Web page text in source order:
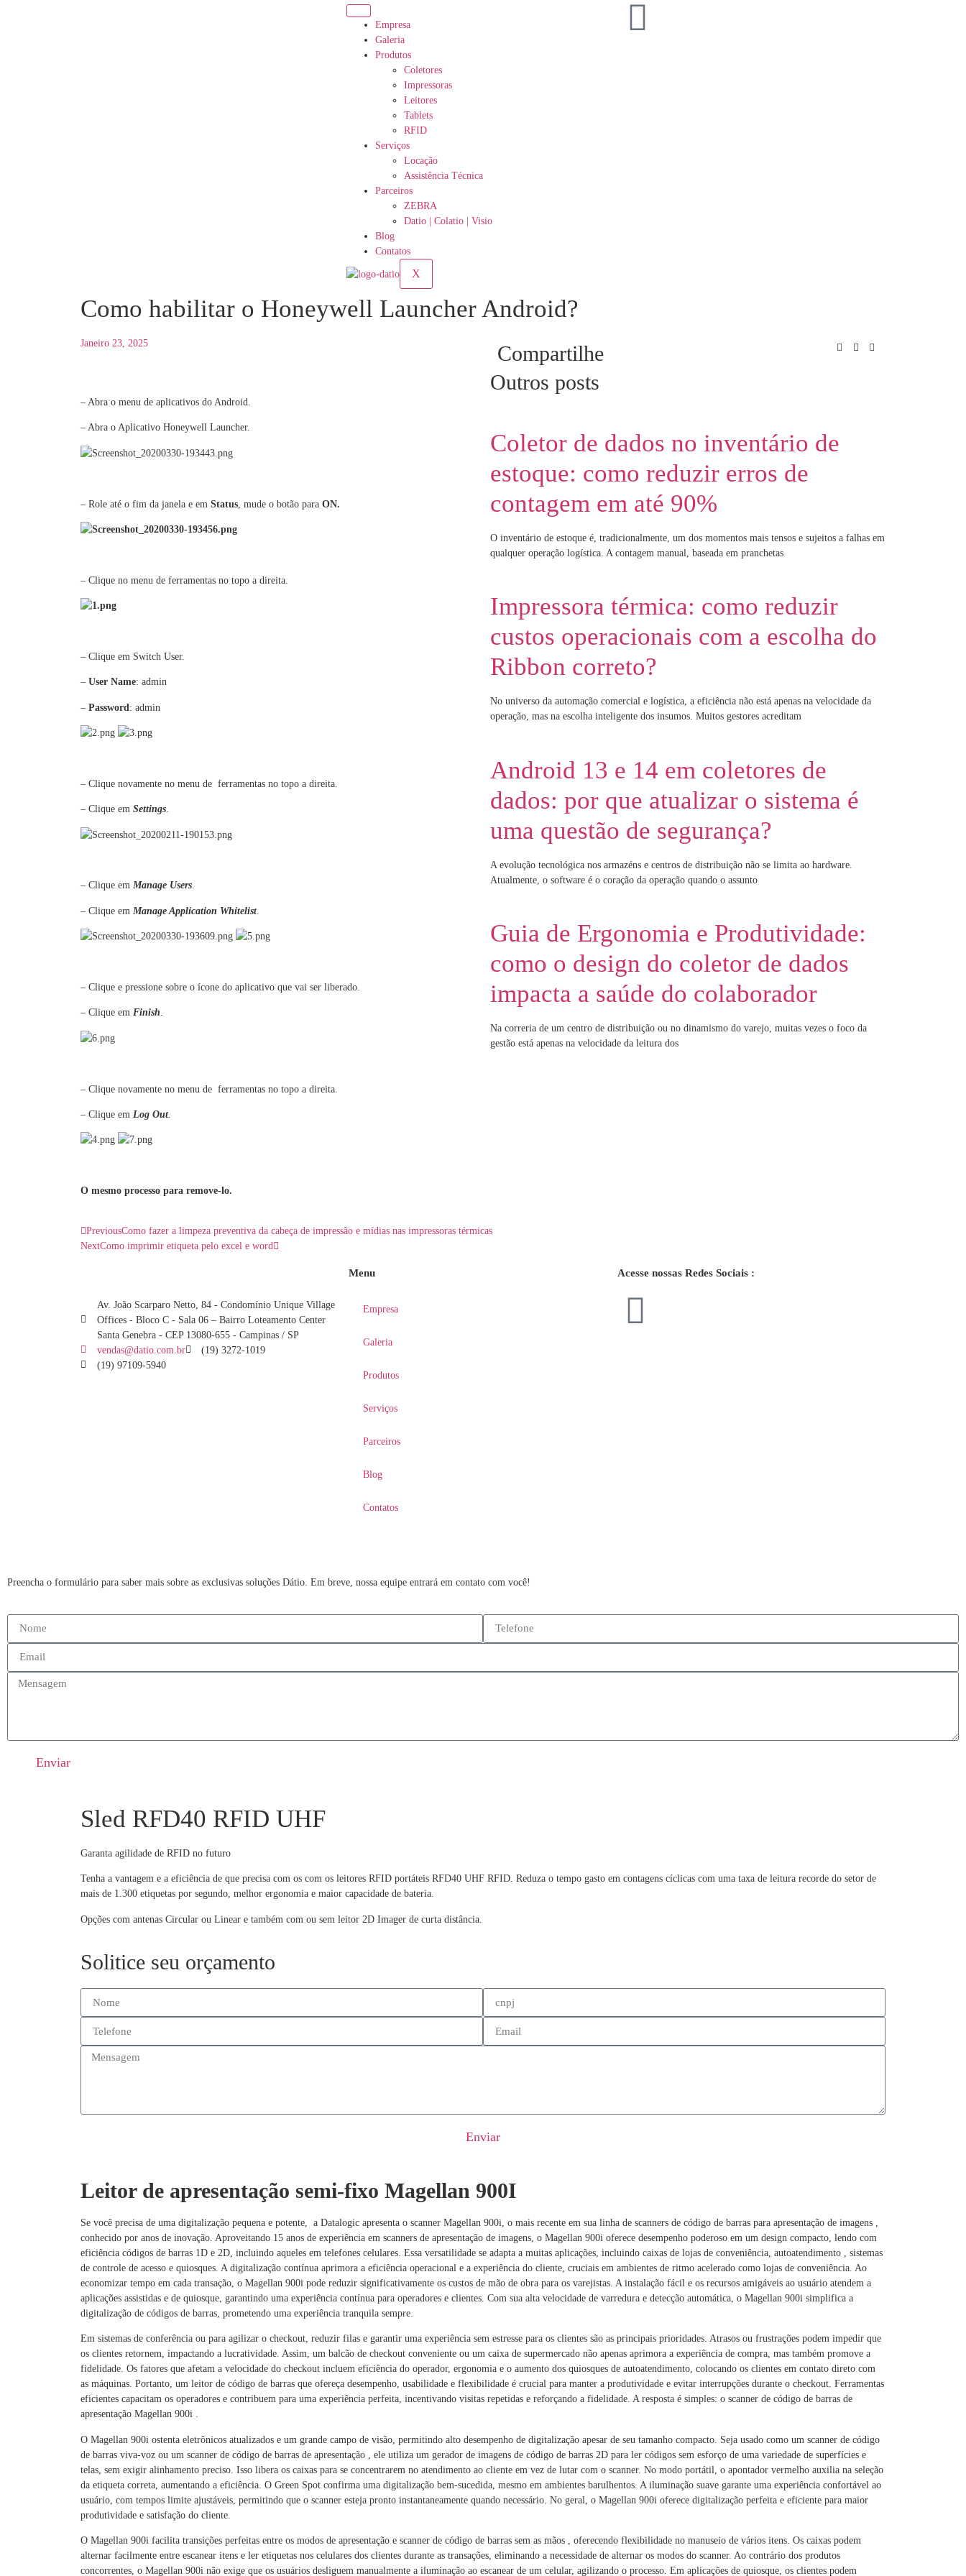
Empresa
Galeria
Produtos
Coletores
Impressoras
Leitores
Tablets
RFID
Serviços
Locação
Assistência Técnica
Parceiros
ZEBRA
Datio | Colatio | Visio
Blog
Contatos
X
Como habilitar o Honeywell Launcher Android?
Janeiro 23, 2025
– Abra o menu de aplicativos do Android.
– Abra o Aplicativo Honeywell Launcher.
– Role até o fim da janela e em Status , mude o botão para ON.
– Clique no menu de ferramentas no topo a direita.
– Clique em Switch User.
– User Name: admin
– Password: admin
– Clique novamente no menu de ferramentas no topo a direita.
– Clique em Settings.
– Clique em Manage Users.
– Clique em Manage Application Whitelist.
– Clique e pressione sobre o ícone do aplicativo que vai ser liberado.
– Clique em Finish.
– Clique novamente no menu de ferramentas no topo a direita.
– Clique em Log Out.
O mesmo processo para remove-lo.
Compartilhe
Outros posts
Coletor de dados no inventário de
estoque: como reduzir erros de
contagem em até 90%
O inventário de estoque é, tradicionalmente, um dos momentos mais tensos e sujeitos a falhas em
qualquer operação logística. A contagem manual, baseada em pranchetas
Impressora térmica: como reduzir
custos operacionais com a escolha do
Ribbon correto?
No universo da automação comercial e logística, a eficiência não está apenas na velocidade da
operação, mas na escolha inteligente dos insumos. Muitos gestores acreditam
Android 13 e 14 em coletores de
dados: por que atualizar o sistema é
uma questão de segurança?
A evolução tecnológica nos armazéns e centros de distribuição não se limita ao hardware.
Atualmente, o software é o coração da operação quando o assunto
Guia de Ergonomia e Produtividade:
como o design do coletor de dados
impacta a saúde do colaborador
Na correria de um centro de distribuição ou no dinamismo do varejo, muitas vezes o foco da
gestão está apenas na velocidade da leitura dos
PreviousComo fazer a limpeza preventiva da cabeça de impressão e mídias nas impressoras térmicas
NextComo imprimir etiqueta pelo excel e word
Av. João Scarparo Netto, 84 - Condomínio Unique Village
Offices - Bloco C - Sala 06 – Bairro Loteamento Center
Santa Genebra - CEP 13080-655 - Campinas / SP
vendas@datio.com.br
(19) 3272-1019
(19) 97109-5940
Menu
Empresa
Galeria
Produtos
Serviços
Parceiros
Blog
Contatos
Acesse nossas Redes Sociais :
Preencha o formulário para saber mais sobre as exclusivas soluções Dátio. Em breve, nossa equipe entrará em contato com você!
Enviar
Sled RFD40 RFID UHF
Garanta agilidade de RFID no futuro
Tenha a vantagem e a eficiência de que precisa com os com os leitores RFID portáteis RFD40 UHF RFID. Reduza o tempo gasto em contagens cíclicas com uma taxa de leitura recorde do setor de
mais de 1.300 etiquetas por segundo, melhor ergonomia e maior capacidade de bateria.
Opções com antenas Circular ou Linear e também com ou sem leitor 2D Imager de curta distância.
Solitice seu orçamento
Enviar
Leitor de apresentação semi-fixo Magellan 900I
Se você precisa de uma digitalização pequena e potente, a Datalogic apresenta o scanner Magellan 900i, o mais recente em sua linha de scanners de código de barras para apresentação de imagens ,
conhecido por anos de inovação. Aproveitando 15 anos de experiência em scanners de apresentação de imagens, o Magellan 900i oferece desempenho poderoso em um design compacto, lendo com
eficiência códigos de barras 1D e 2D, incluindo aqueles em telefones celulares. Essa versatilidade se adapta a muitas aplicações, incluindo caixas de lojas de conveniência, autoatendimento , sistemas
de controle de acesso e quiosques. A digitalização contínua aprimora a eficiência operacional e a experiência do cliente, cruciais em ambientes de ritmo acelerado como lojas de conveniência. Ao
economizar tempo em cada transação, o Magellan 900i pode reduzir significativamente os custos de mão de obra para os varejistas. A instalação fácil e os recursos amigáveis ​​ao usuário atendem a
aplicações assistidas e de quiosque, garantindo uma experiência contínua para operadores e clientes. Com sua alta velocidade de varredura e detecção automática, o Magellan 900i simplifica a
digitalização de códigos de barras, prometendo uma experiência tranquila sempre.
Em sistemas de conferência ou para agilizar o checkout, reduzir filas e garantir uma experiência sem estresse para os clientes são as principais prioridades. Atrasos ou frustrações podem impedir que
os clientes retornem, impactando a lucratividade. Assim, um balcão de checkout conveniente ou um caixa de supermercado não apenas aprimora a experiência de compra, mas também promove a
fidelidade. Os fatores que afetam a velocidade do checkout incluem eficiência do operador, ergonomia e o aumento dos quiosques de autoatendimento, colocando os clientes em contato direto com
as máquinas. Portanto, um leitor de código de barras que ofereça desempenho, usabilidade e flexibilidade é crucial para manter a produtividade e evitar interrupções durante o checkout. Ferramentas
eficientes capacitam os operadores e contribuem para uma experiência perfeita, incentivando visitas repetidas e reforçando a fidelidade. A resposta é simples: o scanner de código de barras de
apresentação Magellan 900i .
O Magellan 900i ostenta eletrônicos atualizados e um grande campo de visão, permitindo alto desempenho de digitalização apesar de seu tamanho compacto. Seja usado como um scanner de código
de barras viva-voz ou um scanner de código de barras de apresentação , ele utiliza um gerador de imagens de código de barras 2D para ler códigos sem esforço de uma variedade de superfícies e
telas, sem exigir alinhamento preciso. Isso libera os caixas para se concentrarem no atendimento ao cliente em vez de lutar com o scanner. No modo portátil, o apontador vermelho auxilia na seleção
da etiqueta correta, aumentando a eficiência. O Green Spot confirma uma digitalização bem-sucedida, mesmo em ambientes barulhentos. A iluminação suave garante uma experiência confortável ao
usuário, com tempos limite ajustáveis, permitindo que o scanner esteja pronto instantaneamente quando necessário. No geral, o Magellan 900i oferece digitalização perfeita e eficiente para maior
produtividade e satisfação do cliente.
O Magellan 900i facilita transições perfeitas entre os modos de apresentação e scanner de código de barras sem as mãos , oferecendo flexibilidade no manuseio de vários itens. Os caixas podem
alternar facilmente entre escanear itens e ler etiquetas nos celulares dos clientes durante as transações, eliminando a necessidade de alternar os modos do scanner. Ao contrário dos produtos
concorrentes, o Magellan 900i não exige que os usuários desliguem manualmente a iluminação ao escanear de um celular, agilizando o processo. Em aplicações de quiosque, os clientes podem